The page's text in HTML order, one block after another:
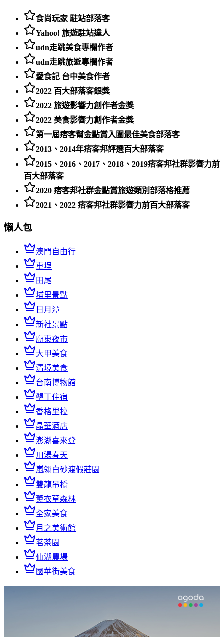
食尚玩家 駐站部落客
Yahoo! 旅遊駐站達人
udn走跳美食專欄作者
udn走跳旅遊專欄作者
愛食記 台中美食作者
2022 百大部落客銀獎
2022 旅遊影響力創作者金獎
2022 美食影響力創作者金獎
第一屆痞客幫金點賞入圍最佳美食部落客
2013、2014年痞客邦評選百大部落客
2015、2016、2017、2018、2019痞客邦社群影響力前
百大部落客
2020 痞客邦社群金點賞旅遊類別部落格推薦
2021、2022 痞客邦社群影響力前百大部落客
懶人包
澳門自由行
車埕
田尾
埔里景點
日月潭
新社景點
廟東夜市
大甲美食
清境美食
台南博物館
墾丁住宿
香格里拉
晶華酒店
澎湖喜來登
川湯春天
嵐翎白砂渡假莊園
雙龍吊橋
薰衣草森林
全家美食
月之美術館
茗茶園
仙湖農場
國華街美食